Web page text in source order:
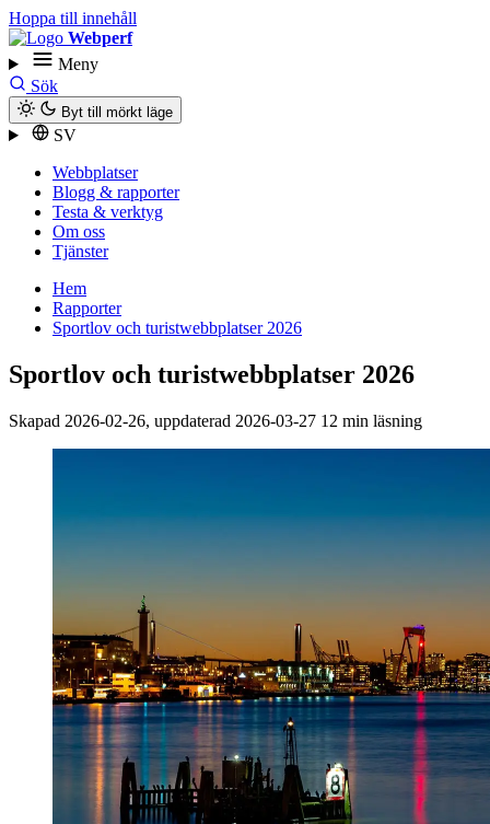
Hoppa till innehåll
Webperf
Meny
Sök
Byt till mörkt läge
SV
Webbplatser
Blogg & rapporter
Testa & verktyg
Om oss
Tjänster
Hem
Rapporter
Sportlov och turist­webbplatser 2026
Sportlov och turist­webbplatser 2026
Skapad 2026-02-26, uppdaterad 2026-03-27 12 min läsning